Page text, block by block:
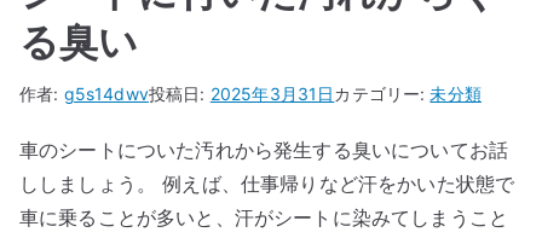
る臭い
作者: g5s14dwv投稿日: 2025年3月31日カテゴリー:未分類
車のシートについた汚れから発生する臭いについてお話
ししましょう。 例えば、仕事帰りなど汗をかいた状態で
車に乗ることが多いと、汗がシートに染みてしまうこと